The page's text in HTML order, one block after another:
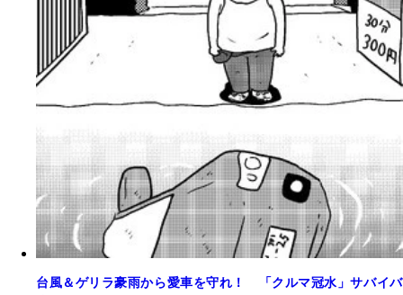
台風＆ゲリラ豪雨から愛車を守れ！ 「クルマ冠水」サバイバ